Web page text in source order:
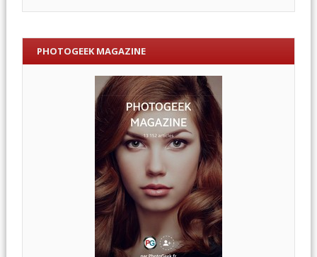
PHOTOGEEK MAGAZINE